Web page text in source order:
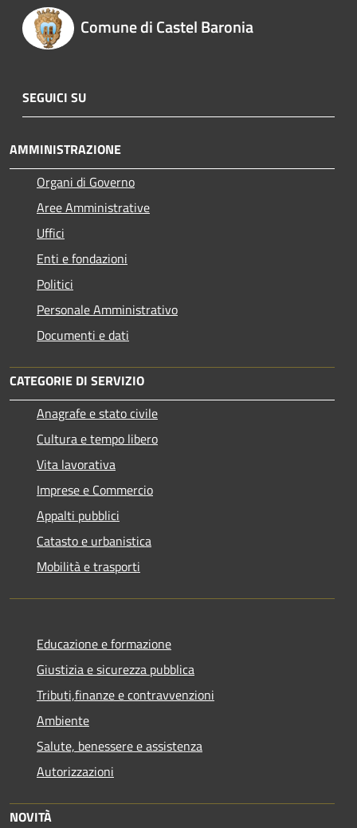
Comune di Castel Baronia
SEGUICI SU
AMMINISTRAZIONE
Organi di Governo
Aree Amministrative
Uffici
Enti e fondazioni
Politici
Personale Amministrativo
Documenti e dati
CATEGORIE DI SERVIZIO
Anagrafe e stato civile
Cultura e tempo libero
Vita lavorativa
Imprese e Commercio
Appalti pubblici
Catasto e urbanistica
Mobilità e trasporti
Educazione e formazione
Giustizia e sicurezza pubblica
Tributi,finanze e contravvenzioni
Ambiente
Salute, benessere e assistenza
Autorizzazioni
NOVITÀ